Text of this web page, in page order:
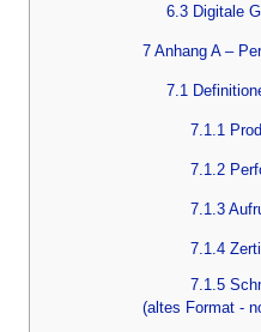
6.3 Digitale
7 Anhang A –
7.1
7.1.1
7.1.2
7.1.3
7.1.4
7.1.5
(altes Format -